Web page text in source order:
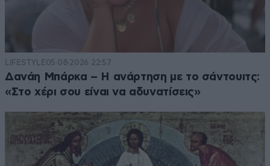
LIFESTYLE05·08·2026 22:57
Δανάη Μπάρκα – Η ανάρτηση με το σάντουιτς:
«Στο χέρι σου είναι να αδυνατίσεις»